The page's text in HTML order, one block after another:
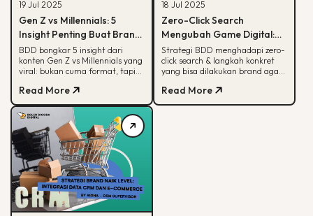
19 Jul 2025
Gen Z vs Millennials: 5
Insight Penting Buat Brand
yang Mau Tumbuh Lewat
Konten
BDD bongkar 5 insight dari
konten Gen Z vs Millennials yang
viral: bukan cuma format, tapi
Read More
18 Jul 2025
Zero-Click Search
Mengubah Game Digital:
Begini Strategi BDD & Apa
yang Bisa Dilakukan Brand
Strategi BDD menghadapi zero-
click search & langkah konkret
yang bisa dilakukan brand agar
Google
Read More